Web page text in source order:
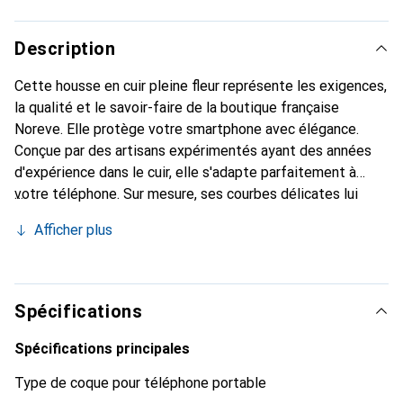
Description
Cette housse en cuir pleine fleur représente les exigences,
la qualité et le savoir-faire de la boutique française
Noreve. Elle protège votre smartphone avec élégance.
Conçue par des artisans expérimentés ayant des années
d'expérience dans le cuir, elle s'adapte parfaitement à
votre téléphone. Sur mesure, ses courbes délicates lui
l'accessoire chic et indispensable pour votre smartphone.
haute qualité, la marque Noreve est un choix fiable pour
une clientèle exigeante.
Afficher plus
Spécifications
Spécifications principales
Type de coque pour téléphone portable